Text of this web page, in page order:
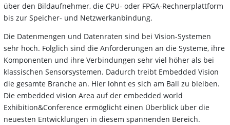
über den Bildaufnehmer, die CPU- oder FPGA-Rechnerplattform
bis zur Speicher- und Netzwerkanbindung.
Die Datenmengen und Datenraten sind bei Vision-Systemen
sehr hoch. Folglich sind die Anforderungen an die Systeme, ihre
Komponenten und ihre Verbindungen sehr viel höher als bei
klassischen Sensorsystemen. Dadurch treibt Embedded Vision
die gesamte Branche an. Hier lohnt es sich am Ball zu bleiben.
Die embedded vision Area auf der embedded world
Exhibition&Conference ermöglicht einen Überblick über die
neuesten Entwicklungen in diesem spannenden Bereich.